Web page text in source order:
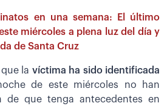
en una semana: El último
miércoles a plena luz del día y
de Santa Cruz
la víctima ha sido identificada
de este miércoles no han
de que tenga antecedentes en